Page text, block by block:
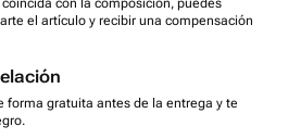
con la composición, puedes
el artículo y recibir una compensación
forma gratuita antes de la entrega y te